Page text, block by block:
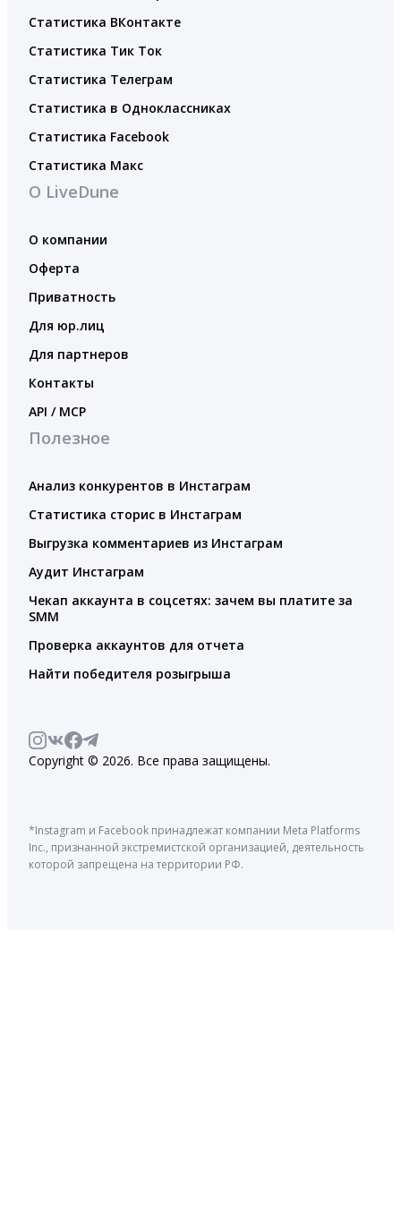
Статистика ВКонтакте
Статистика Тик Ток
Статистика Телеграм
Статистика в Одноклассниках
Статистика Facebook
Статистика Макс
О LiveDune
О компании
Оферта
Приватность
Для юр.лиц
Для партнеров
Контакты
API / MCP
Полезное
Анализ конкурентов в Инстаграм
Статистика сторис в Инстаграм
Выгрузка комментариев из Инстаграм
Аудит Инстаграм
Чекап аккаунта в соцсетях: зачем вы платите за
SMM
Проверка аккаунтов для отчета
Найти победителя розыгрыша
Copyright © 2026. Все права защищены.
*Instagram и Facebook принадлежат компании Meta Platforms
Inc., признанной экстремистской организацией, деятельность
которой запрещена на территории РФ.